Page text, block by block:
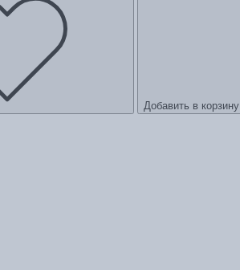
Добавить в корзину